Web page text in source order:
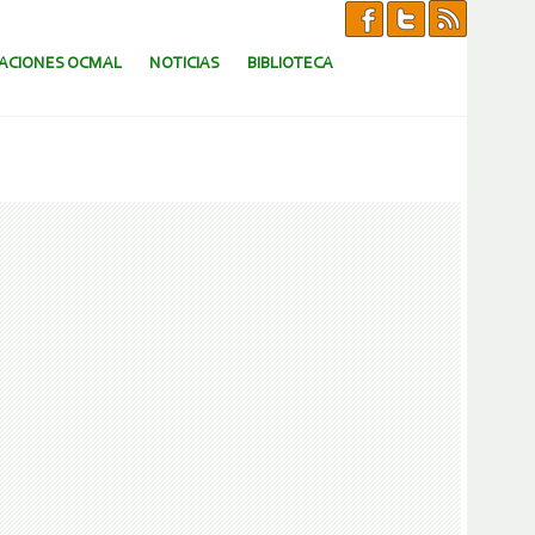
OCMAL NOTICIAS BIBLIOTECA